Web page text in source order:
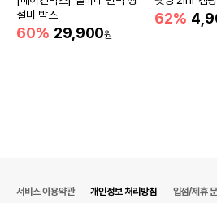
상품 필수 정보
절미 박스
60% 29,900원
62%
서비스 이용약관 개인정보 처리방침 입점/제휴